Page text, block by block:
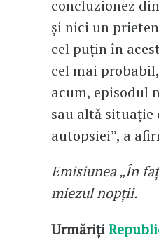
concluzionez
și nici un
cel puțin în
cel mai
acum, episodul
sau altă situație
autopsiei”, a
Emisiunea „În
miezul nopții.
Urmăriți